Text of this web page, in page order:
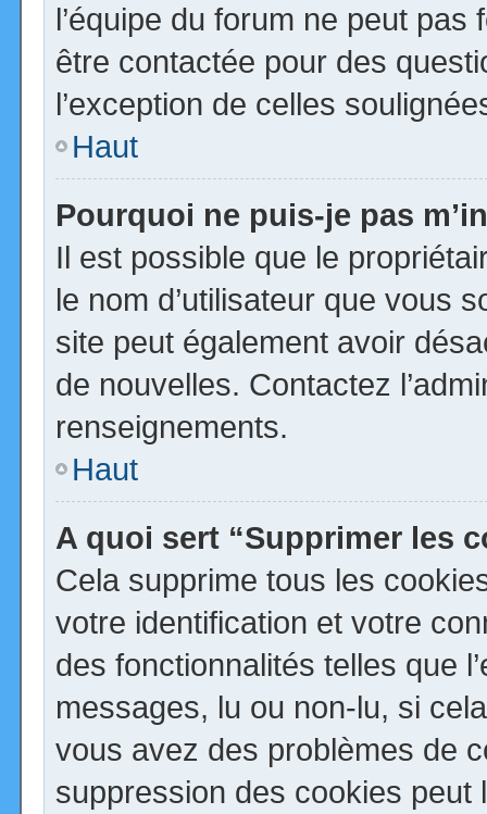
l’équipe du forum ne peut
être contactée pour des
l’exception de celles
Haut
Pourquoi ne puis-je pas
Il est possible que le
le nom d’utilisateur que vous
site peut également avoir
de nouvelles. Contactez
renseignements.
Haut
A quoi sert “Supprimer les
Cela supprime tous les
votre identification et votre
des fonctionnalités telles que
messages, lu ou non-lu, si
vous avez des problèmes de
suppression des cookies peut